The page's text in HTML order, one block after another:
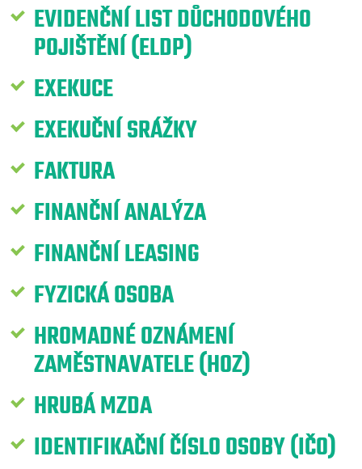
EVIDENČNÍ LIST DŮCHODOVÉHO
POJIŠTĚNÍ (ELDP)
EXEKUCE
EXEKUČNÍ SRÁŽKY
FAKTURA
FINANČNÍ ANALÝZA
FINANČNÍ LEASING
FYZICKÁ OSOBA
HROMADNÉ OZNÁMENÍ
ZAMĚSTNAVATELE (HOZ)
HRUBÁ MZDA
IDENTIFIKAČNÍ ČÍSLO OSOBY (IČO)